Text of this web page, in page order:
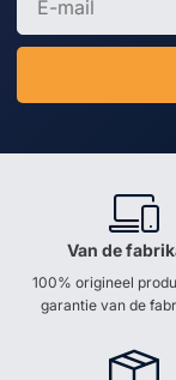
Van de
100% origineel
garantie van de